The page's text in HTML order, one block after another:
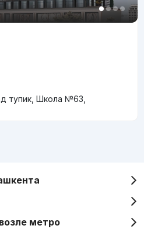
тупик, Школа №63,
метро